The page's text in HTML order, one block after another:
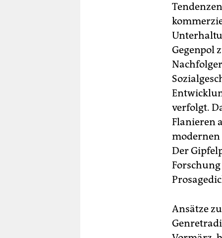
Gegenpol
verfolgt.
Flanieren
modernen
Der
Ansätze